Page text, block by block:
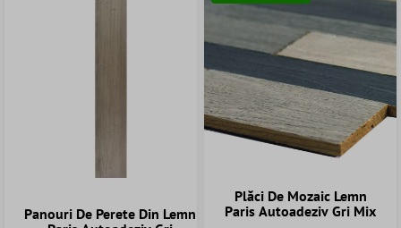
Panouri De Perete Din Lemn
Plăci De Mozaic Lemn
Paris Autoadeziv Gri Mix